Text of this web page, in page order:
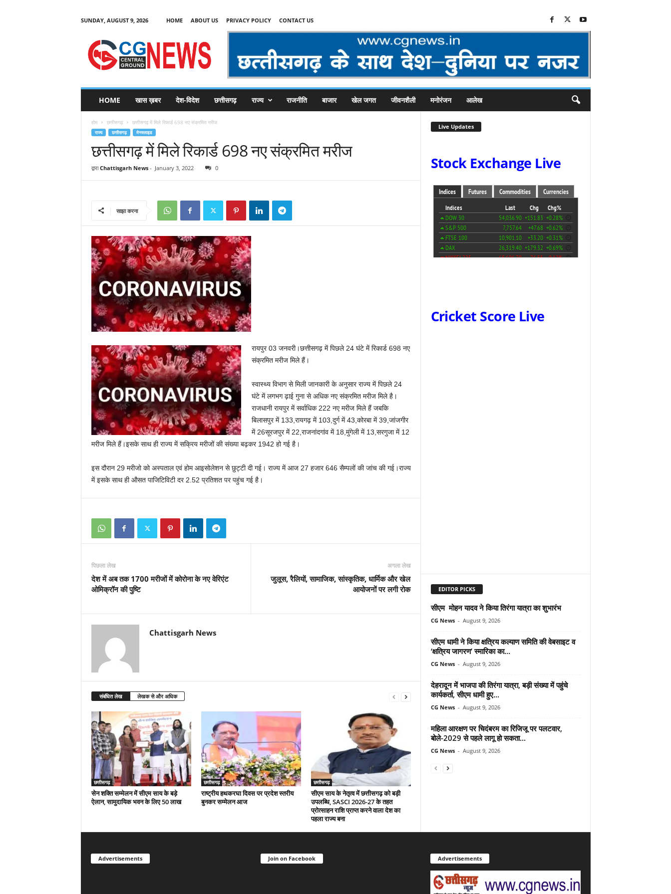
SUNDAY, AUGUST 9, 2026 HOME ABOUT US PRIVACY POLICY CONTACT US
C
HOME खास ख़बर देश-विदेश छत्तीसगढ़ राज्य राजनीति बाजार खेल जगत जीवनशैली मनोरंजन आलेख
होम छत्तीसगढ़ छत्तीसगढ़ में मिले रिकार्ड 698 नए संक्रमित मरीज
राज्य छत्तीसगढ़ मेनस्लाइड
छत्तीसगढ़ में मिले रिकार्ड 698 नए संक्रमित मरीज
द्वारा Chattisgarh News- January 3, 2022 0
साझा करना
रायपुर 03 जनवरी।छत्तीसगढ़ में पिछले 24 घंटे में रिकार्ड 698 नए
संक्रमित मरीज मिले हैं।
स्वास्थ्य विभाग से मिली जानकारी के अनुसार राज्य में पिछले 24
घंटे में लगभग ढ़ाई गुना से अधिक नए संक्रमित मरीज मिले है।
राजधानी रायपुर में सर्वाधिक 222 नए मरीज मिले हैं जबकि
बिलासपुर में 133,रायगढ़ में 103,दुर्ग में 43,कोरबा में 39,जांजगीर
में 26सूरजपुर में 22,राजनांदगांव में 18,मुंगेली में 13,सरगुजा में 12
मरीज मिले हैं।इसके साथ ही राज्य में सक्रिय मरीजों की संख्या बढ़कर 1942 हो गई है।
इस दौरान 29 मरीजो को अस्पताल एवं होम आइसोलेशन से छुट्टी दी गई। राज्य में आज 27 हजार 646 सैम्पलों की जांच की गई।राज्य
में इसके साथ ही औसत पाजिटिविटी दर 2.52 प्रतिशत पर पहुंच गई है।
पिछला लेख
देश में अब तक 1700 मरीजों में कोरोना के नए वेरिएंट
ओमिक्रॉन की पुष्टि
अगला लेख
जुलूस, रैलियों, सामाजिक, सांस्कृतिक, धार्मिक और खेल
आयोजनों पर लगी रोक
Chattisgarh News
संबंधित लेख लेखक से और अधिक
छत्तीसगढ़
सेन शक्ति सम्मेलन में सीएम साय के बड़े
ऐलान, सामुदायिक भवन के लिए 50 लाख
छत्तीसगढ़
राष्ट्रीय हथकरघा दिवस पर प्रदेश स्तरीय
बुनकर सम्मेलन आज
छत्तीसगढ़
सीएम साय के नेतृत्व में छत्तीसगढ़ को बड़ी
उपलब्धि, SASCI 2026-27 के तहत
प्रोत्साहन राशि प्राप्त करने वाला देश का
पहला राज्य बना
Live Updates
Stock Exchange Live
Cricket Score Live
EDITOR PICKS
सीएम मोहन यादव ने किया तिरंगा यात्रा का शुभारंभ
CG News - August 9, 2026
सीएम धामी ने किया क्षत्रिय कल्याण समिति की वेबसाइट व
‘क्षत्रिय जागरण’ स्मारिका का...
CG News - August 9, 2026
देहरादून में भाजपा की तिरंगा यात्रा, बड़ी संख्या में पहुंचे
कार्यकर्ता, सीएम धामी हुए...
CG News - August 9, 2026
महिला आरक्षण पर चिदंबरम का रिजिजू पर पलटवार,
बोले-2029 से पहले लागू हो सकता...
CG News - August 9, 2026
Advertisements Join on Facebook Advertisements